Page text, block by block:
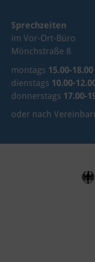
Sprechzeiten
im Vor-Ort-Büro
Mönchstraße 8
montags 15.00-
dienstags 10.00-
donnerstags 17.00-
oder nach